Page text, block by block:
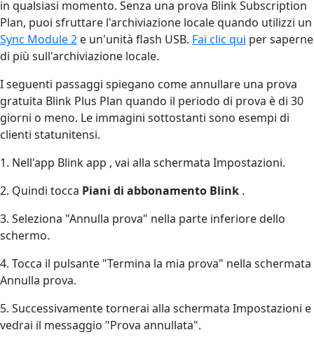
in qualsiasi momento. Senza una prova Blink Subscription
Plan, puoi sfruttare l'archiviazione locale quando utilizzi un
Sync Module 2 e un'unità flash USB. Fai clic qui per saperne
di più sull'archiviazione locale.
I seguenti passaggi spiegano come annullare una prova
gratuita Blink Plus Plan quando il periodo di prova è di 30
giorni o meno. Le immagini sottostanti sono esempi di
clienti statunitensi.
1. Nell'app Blink app , vai alla schermata Impostazioni.
2. Quindi tocca Piani di abbonamento Blink .
3. Seleziona "Annulla prova" nella parte inferiore dello
schermo.
4. Tocca il pulsante "Termina la mia prova" nella schermata
Annulla prova.
5. Successivamente tornerai alla schermata Impostazioni e
vedrai il messaggio "Prova annullata".